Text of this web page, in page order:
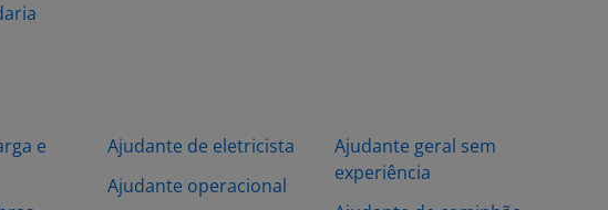
e
Ajudante de eletricista
Ajudante operacional
Ajudante geral sem
experiência